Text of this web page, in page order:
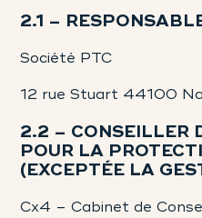
2.1 –
Société PTC
12 rue Stuart 44100
2.2 – CONSEILLER
POUR LA
(EXCEPTÉE LA
Cx4 – Cabinet de